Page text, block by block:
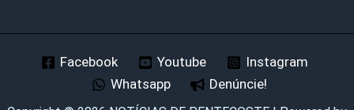
Facebook Youtube
Instagram
Whatsapp
Denúncie!